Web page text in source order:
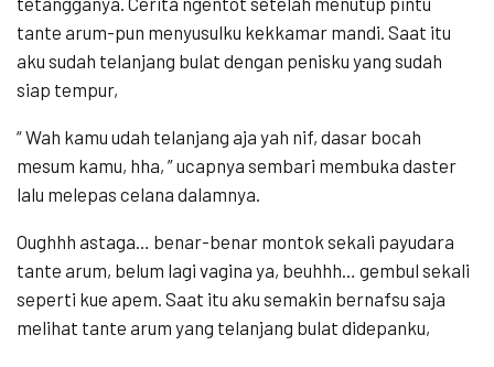
tante arum-pun menyusulku kekkamar mandi. Saat itu
aku sudah telanjang bulat dengan penisku yang sudah
siap tempur,
“ Wah kamu udah telanjang aja yah nif, dasar bocah
mesum kamu, hha, ” ucapnya sembari membuka daster
lalu melepas celana dalamnya.
Oughhh astaga… benar-benar montok sekali payudara
tante arum, belum lagi vagina ya, beuhhh… gembul sekali
seperti kue apem. Saat itu aku semakin bernafsu saja
melihat tante arum yang telanjang bulat didepanku,